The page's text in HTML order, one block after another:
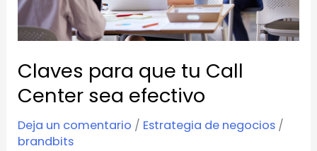
Claves para que tu Call
Center sea efectivo
Deja un comentario / Estrategia de negocios /
brandbits
efectivo